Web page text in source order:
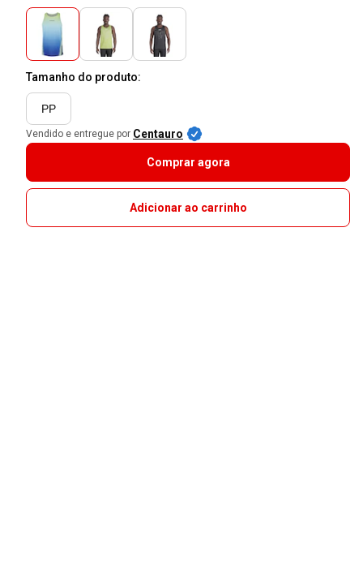
Tamanho do produto:
PP
Vendido e entregue por Centauro
Comprar agora
Adicionar ao carrinho